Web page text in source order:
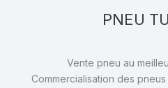
PNEU
Vente pneu au
Commercialisation des